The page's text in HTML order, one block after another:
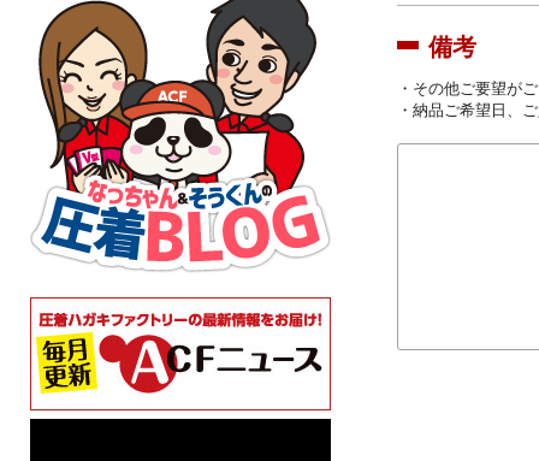
備考
・その他ご要望が
・納品ご希望日、